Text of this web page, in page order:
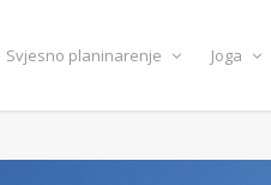
Svjesno planinarenje Joga